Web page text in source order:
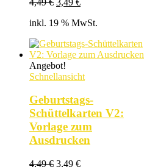
war:
ist:
inkl. 19 % MwSt.
Angebot!
Schnellansicht
Geburtstags-
Schüttelkarten V2:
Vorlage zum
Ausdrucken
4,49€ Ursprünglicher
3,49 €Aktueller